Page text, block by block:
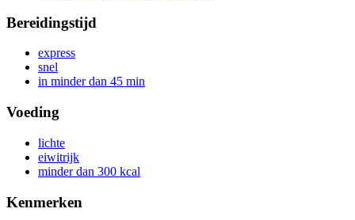
Bereidingstijd
express
snel
in minder dan 45 min
Voeding
lichte
eiwitrijk
minder dan 300 kcal
Kenmerken